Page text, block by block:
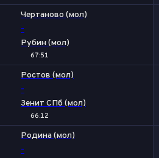
Чертаново (мол)
-
Рубин (мол)
67:51
Ростов (мол)
-
Зенит СПб (мол)
66:12
Родина (мол)
-